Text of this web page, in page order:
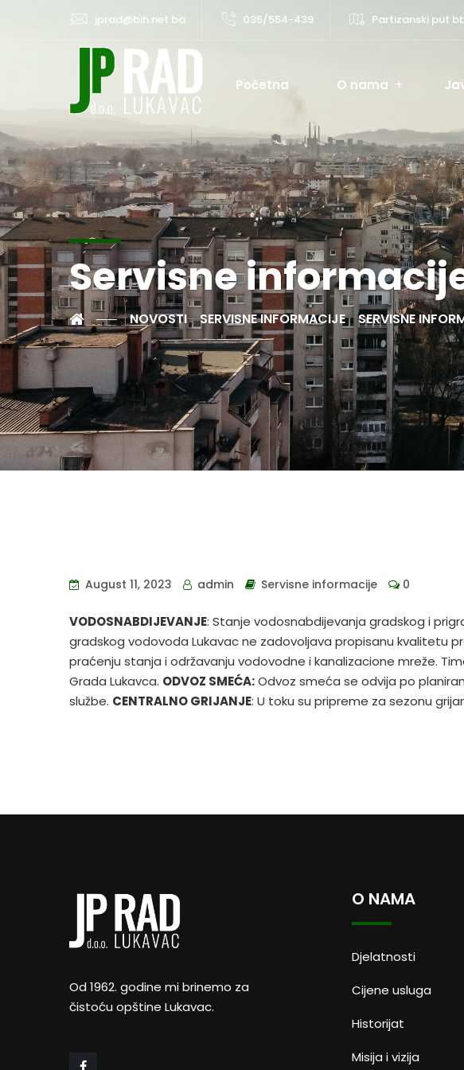
jprad@bih.net.ba 035/554-439 Partizanski put
Početna O nama
Servisne
NOVOSTI SERVISNE INFORMACIJE SERVISNE
August 11, 2023 admin Servisne informacije 0
VODOSNABDIJEVANJE: Stanje vodosnabdijevanja gradskog i
gradskog vodovoda Lukavac ne zadovoljava propisanu kvalitetu
praćenju stanja i održavanju vodovodne i kanalizacione mreže.
Grada Lukavca. ODVOZ SMEĆA:Odvoz smeća se odvija po
službe. CENTRALNO GRIJANJE: U toku su pripreme za sezonu
Od 1962. godine mi brinemo za
čistoću opštine Lukavac.
O NAMA
Djelatnosti
Cijene usluga
Historijat
Misija i vizija